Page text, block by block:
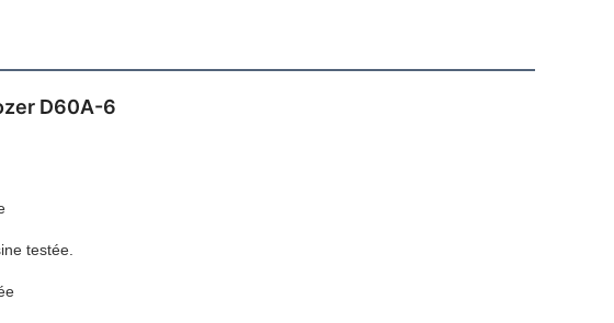
D60A-6
testée.